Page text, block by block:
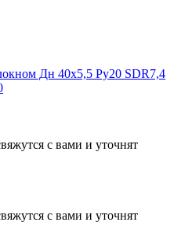
Дн 40х5,5 Ру20 SDR7,4
с вами и уточнят
с вами и уточнят